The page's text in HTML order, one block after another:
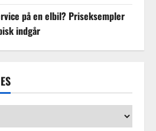
på en elbil? Priseksempler
indgår